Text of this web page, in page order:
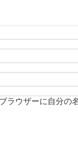
ラウザーに自分の